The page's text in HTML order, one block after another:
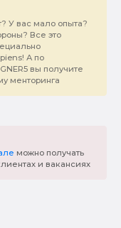
У вас мало опыта?
Все это
А по
вы получите
менторинга
можно получать
и вакансиях